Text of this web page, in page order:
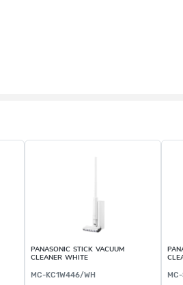
PANASONIC STICK VACUUM
CLEANER WHITE
MC-KC1W446/WH